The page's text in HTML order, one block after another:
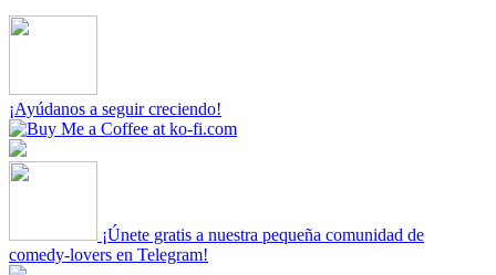
¡Ayúdanos a seguir creciendo!
¡Únete gratis a nuestra pequeña comunidad de
comedy-lovers en Telegram!